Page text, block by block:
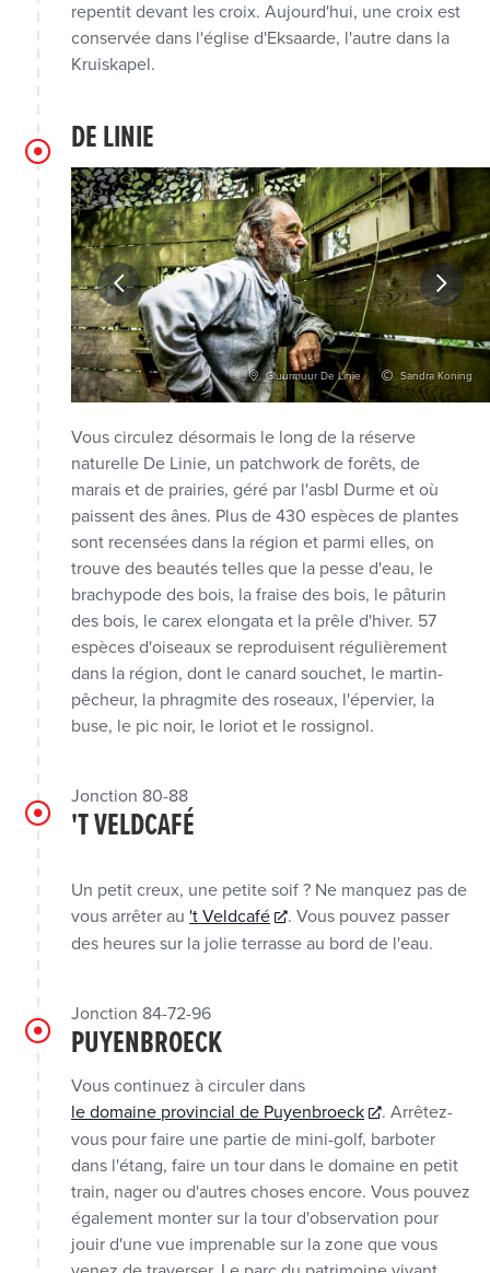
repentit devant les croix. Aujourd'hui, une croix est
conservée dans l'église d'Eksaarde, l'autre dans la
Kruiskapel.
DE LINIE
Gluurmuur De Linie Sandra Koning
Vous circulez désormais le long de la réserve
naturelle De Linie, un patchwork de forêts, de
marais et de prairies, géré par l'asbl Durme et où
paissent des ânes. Plus de 430 espèces de plantes
sont recensées dans la région et parmi elles, on
trouve des beautés telles que la pesse d'eau, le
brachypode des bois, la fraise des bois, le pâturin
des bois, le carex elongata et la prêle d'hiver. 57
espèces d'oiseaux se reproduisent régulièrement
dans la région, dont le canard souchet, le martin-
pêcheur, la phragmite des roseaux, l'épervier, la
buse, le pic noir, le loriot et le rossignol.
Jonction 80-88
'T VELDCAFÉ
Un petit creux, une petite soif ? Ne manquez pas de
vous arrêter au 't Veldcafé
. Vous pouvez passer
des heures sur la jolie terrasse au bord de l'eau.
Jonction 84-72-96
PUYENBROECK
Vous continuez à circuler dans
le domaine provincial de Puyenbroeck
. Arrêtez-
vous pour faire une partie de mini-golf, barboter
dans l'étang, faire un tour dans le domaine en petit
train, nager ou d'autres choses encore. Vous pouvez
également monter sur la tour d'observation pour
jouir d'une vue imprenable sur la zone que vous